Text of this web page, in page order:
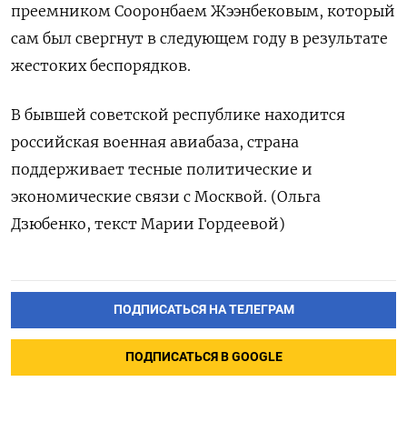
преемником Сооронбаем Жээнбековым, который
сам был свергнут в следующем году в результате
жестоких беспорядков.
В бывшей советской республике находится
российская военная авиабаза, страна
поддерживает тесные политические и
экономические связи с Москвой. (Ольга
Дзюбенко, текст Марии Гордеевой)
ПОДПИСАТЬСЯ НА ТЕЛЕГРАМ
ПОДПИСАТЬСЯ В GOOGLE